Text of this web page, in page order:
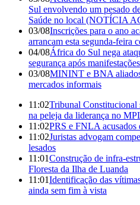
Sul envolvendo um pesado
Saúde no local (NOTÍCIA
03/08Inscrições para o ano
arrancam esta segunda-feira
04/08África do Sul nega
segurança após manifestações
03/08MININT e BNA
mercados informais
11:02Tribunal Constitucional
na peleja da liderança no
11:02PRS e FNLA acusados
11:02Juristas advogam
lesados
11:01Construção de infra-
Floresta da Ilha de Luanda
11:01Identificação das
ainda sem fim à vista